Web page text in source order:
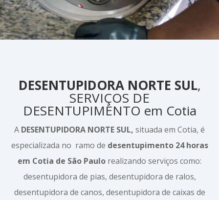
DESENTUPIDORA NORTE SUL,
SERVIÇOS DE
DESENTUPIMENTO em Cotia
A DESENTUPIDORA NORTE SUL, situada em Cotia, é
especializada no ramo de desentupimento 24 horas
em Cotia de São Paulo realizando serviços como:
desentupidora de pias, desentupidora de ralos,
desentupidora de canos, desentupidora de caixas de